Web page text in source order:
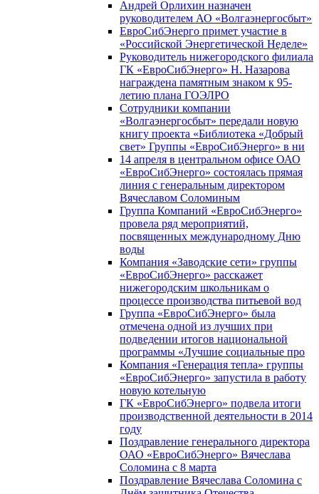
Андрей Орлихин назначен
руководителем АО «Волгаэнергосбыт»
ЕвроСибЭнерго примет участие в
«Российской Энергетической Неделе»
Руководитель нижегородского филиала
ГК «ЕвроСибЭнерго» Н. Назарова
награждена памятным знаком к 95-
летию плана ГОЭЛРО
Сотрудники компании
«Волгаэнергосбыт» передали новую
книгу проекта «Библиотека «Добрый
свет» Группы «ЕвроСибЭнерго» в ни
14 апреля в центральном офисе ОАО
«ЕвроСибЭнерго» состоялась прямая
линия с генеральным директором
Вячеславом Соломиным
Группа Компаний «ЕвроСибЭнерго»
провела ряд мероприятий,
посвященных международному Дню
воды
Компания «Заводские сети» группы
«ЕвроСибЭнерго» расскажет
нижегородским школьникам о
процессе производства питьевой вод
Группа «ЕвроСибЭнерго» была
отмечена одной из лучших при
подведении итогов национальной
программы «Лучшие социальные про
Компания «Генерация тепла» группы
«ЕвроСибЭнерго» запустила в работу
новую котельную
ГК «ЕвроСибЭнерго» подвела итоги
производственной деятельности в 2014
году
Поздравление генерального директора
ОАО «ЕвроСибЭнерго» Вячеслава
Соломина с 8 марта
Поздравление Вячеслава Соломина с